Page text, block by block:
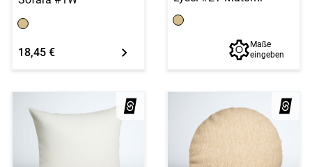
18,45 €
Maße
eingeben